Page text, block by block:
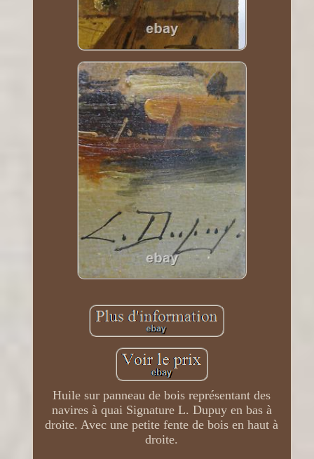
Huile sur panneau de bois représentant des
navires à quai Signature L. Dupuy en bas à
droite. Avec une petite fente de bois en haut à
droite.